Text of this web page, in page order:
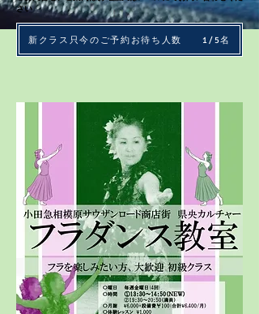
さい
新クラス只今のご予約お待ち人数 1/5名